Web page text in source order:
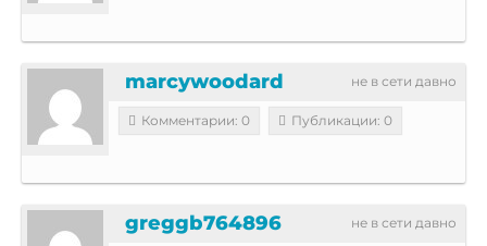
не в сети давно
marcywoodard
Комментарии: 0 Публикации: 0
не в сети давно
greggb764896